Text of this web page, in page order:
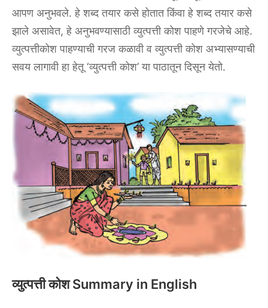
आपण अनुभवले. हे शब्द तयार कसे होतात किंवा हे शब्द तयार कसे
झाले असावेत, हे अनुभवण्यासाठी व्युत्पत्ती कोश पाहणे गरजेचे आहे.
व्युत्पत्तीकोश पाहण्याची गरज कळावी व व्युत्पत्ती कोश अभ्यासण्याची
सवय लागावी हा हेतू ‘व्युत्पत्ती कोश’ या पाठातून दिसून येतो.
व्युत्पत्ती कोश Summary in English